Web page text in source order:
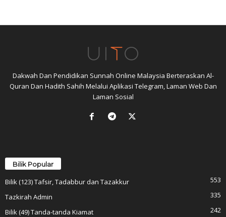
Dakwah Dan Pendidikan Sunnah Online Malaysia Berteraskan Al-
Quran Dan Hadith Sahih Melalui Aplikasi Telegram, Laman Web Dan
Laman Sosial
Bilik Popular
Bilik (123) Tafsir, Tadabbur dan Tazakkur
553
Tazkirah Admin
335
Bilik (49) Tanda-tanda Kiamat
242